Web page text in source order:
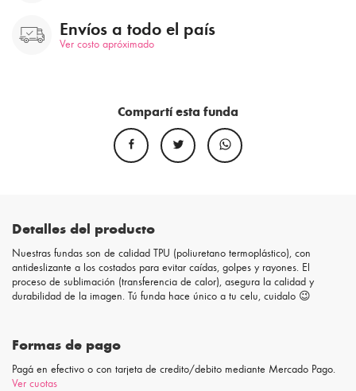
Envíos a todo el país
Ver costo apróximado
Compartí esta funda
Detalles del producto
Nuestras fundas son de calidad TPU (poliuretano termoplástico), con
antideslizante a los costados para evitar caídas, golpes y rayones. El
proceso de sublimación (transferencia de calor), asegura la calidad y
durabilidad de la imagen. Tú funda hace único a tu celu, cuidalo 😉
Formas de pago
Pagá en efectivo o con tarjeta de credito/debito mediante Mercado Pago.
Ver cuotas